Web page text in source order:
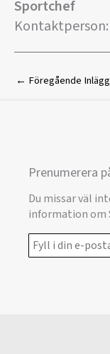
Sportchef
Kontaktperson:
← Föregående Inlägg
Prenumerera
Du missar väl
information om